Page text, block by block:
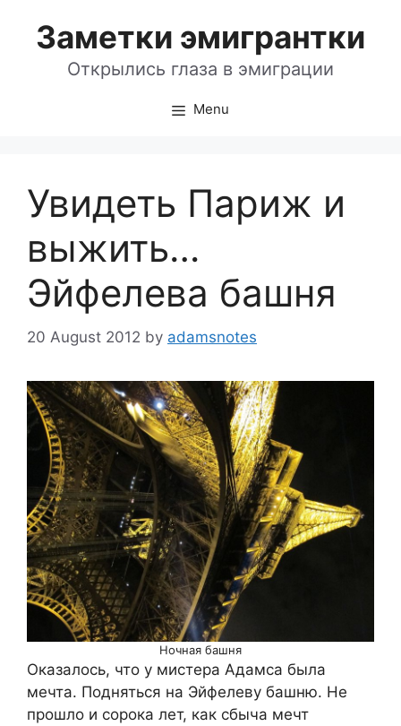
contentЗаметки эмигрантки
Открылись глаза в эмиграции
Menu
Увидеть Париж и
выжить…
Эйфелева башня
20 August 2012 by adamsnotes
Ночная башня
Оказалось, что у мистера Адамса была
мечта. Подняться на Эйфелеву башню. Не
прошло и сорока лет, как сбыча мечт